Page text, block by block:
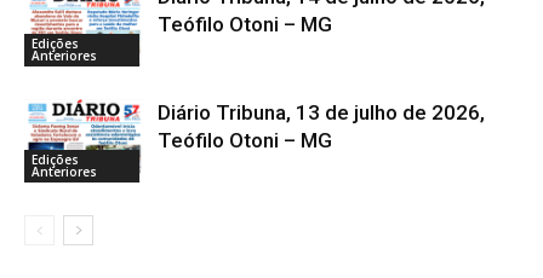
Edições
Anteriores
Teófilo Otoni – MG
Edições
Anteriores
Diário Tribuna, 13 de julho de 2026,
Teófilo Otoni – MG